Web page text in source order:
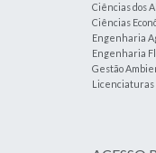
Ciências dos
Ciências
Engenharia
Engenharia
Gestão
Licenciaturas